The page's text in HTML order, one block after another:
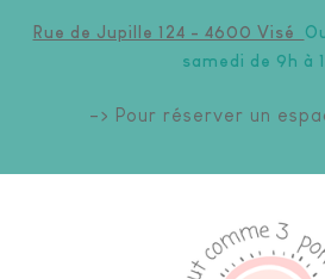
Rue de Jupille 124 - 4600 Visé
samedi de 9h à
-> Pour réserver un